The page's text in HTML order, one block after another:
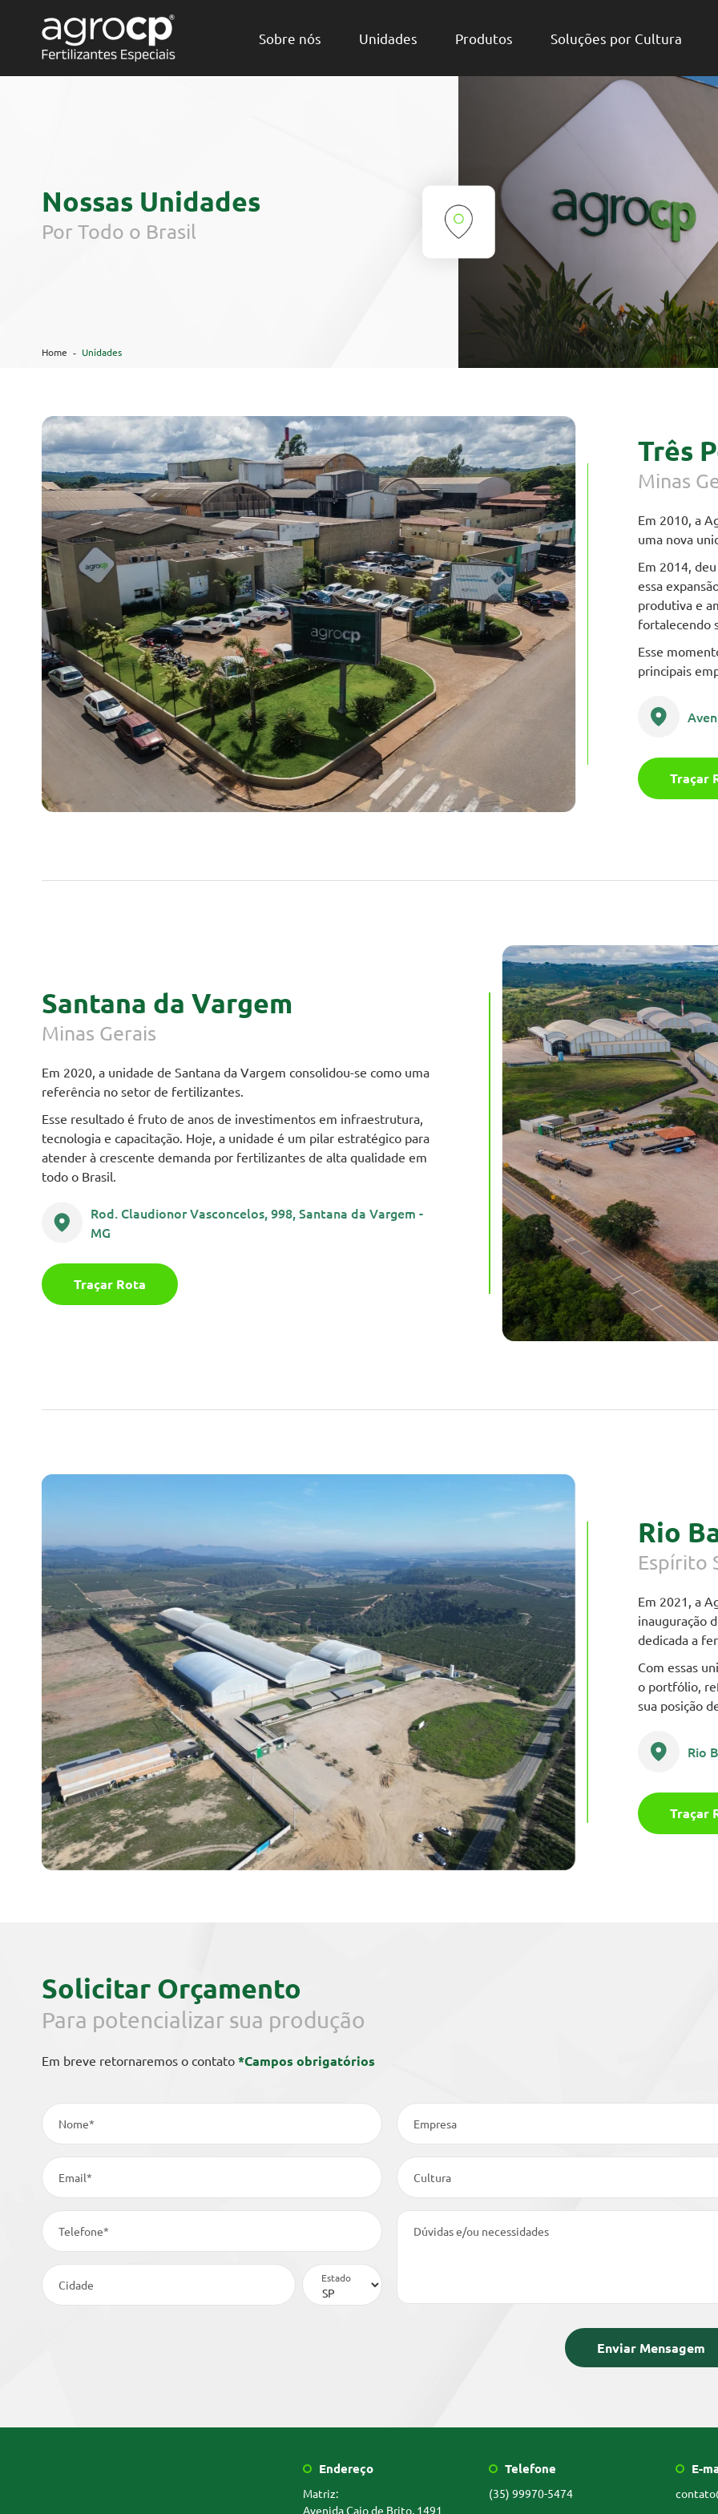
Sobre nós Unidades Produtos Soluções por Cultura
Nossas Unidades
Por Todo o Brasil
Home Unidades
Três
Minas
Em 2010, a
uma nova
Em 2014,
essa
produtiva e
fortalecendo
Esse
principais
Traçar
Santana da Vargem
Minas Gerais
Em 2020, a unidade de Santana da Vargem consolidou-se como uma
referência no setor de fertilizantes.
Esse resultado é fruto de anos de investimentos em infraestrutura,
tecnologia e capacitação. Hoje, a unidade é um pilar estratégico para
atender à crescente demanda por fertilizantes de alta qualidade em
todo o Brasil.
Rod. Claudionor Vasconcelos, 998, Santana da Vargem -
MG
Traçar Rota
Rio
Espírito
Em 2021, a
inauguração
dedicada a
Com essas
o portfólio,
sua posição
Rio
Traçar
Solicitar Orçamento
Para potencializar sua produção
Em breve retornaremos o contato *Campos obrigatórios
Nome*
Email*
Telefone*
Cidade Estado
Empresa
Cultura
Dúvidas e/ou necessidades
Endereço
Matriz:
Avenida Caio de Brito, 1491
Telefone
(35) 99970-5474
E-